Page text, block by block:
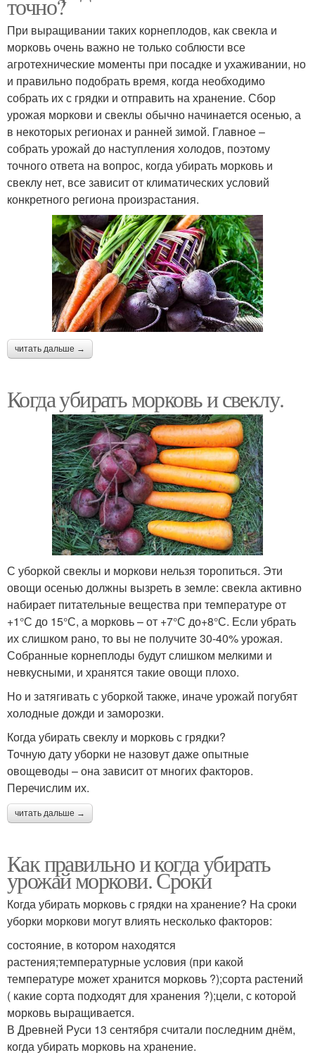
точно?
При выращивании таких корнеплодов, как свекла и
морковь очень важно не только соблюсти все
агротехнические моменты при посадке и ухаживании, но
и правильно подобрать время, когда необходимо
собрать их с грядки и отправить на хранение. Сбор
урожая моркови и свеклы обычно начинается осенью, а
в некоторых регионах и ранней зимой. Главное –
собрать урожай до наступления холодов, поэтому
точного ответа на вопрос, когда убирать морковь и
свеклу нет, все зависит от климатических условий
конкретного региона произрастания.
читать дальше →
Когда убирать морковь и свеклу.
С уборкой свеклы и моркови нельзя торопиться. Эти
овощи осенью должны вызреть в земле: свекла активно
набирает питательные вещества при температуре от
+1°С до 15°С, а морковь – от +7°С до+8°С. Если убрать
их слишком рано, то вы не получите 30-40% урожая.
Собранные корнеплоды будут слишком мелкими и
невкусными, и хранятся такие овощи плохо.
Но и затягивать с уборкой также, иначе урожай погубят
холодные дожди и заморозки.
Когда убирать свеклу и морковь с грядки?
Точную дату уборки не назовут даже опытные
овощеводы – она зависит от многих факторов.
Перечислим их.
читать дальше →
Как правильно и когда убирать
урожай моркови. Сроки
Когда убирать морковь с грядки на хранение? На сроки
уборки моркови могут влиять несколько факторов:
состояние, в котором находятся
растения;температурные условия (при какой
температуре может хранится морковь ?);сорта растений
( какие сорта подходят для хранения ?);цели, с которой
морковь выращивается.
В Древней Руси 13 сентября считали последним днём,
когда убирать морковь на хранение.